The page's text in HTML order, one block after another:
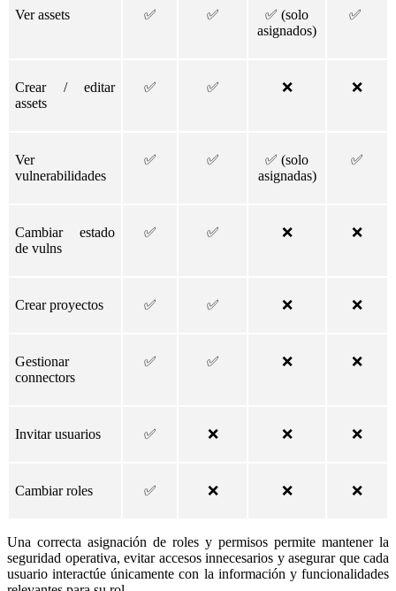
Ver assets ✅ ✅ ✅ (solo
asignados)
✅
Crear / editar
assets
✅ ✅ ❌ ❌
Ver
vulnerabilidades
✅ ✅ ✅ (solo
asignadas)
✅
Cambiar estado
de vulns
✅ ✅ ❌ ❌
Crear proyectos ✅ ✅ ❌ ❌
Gestionar
connectors
✅ ✅ ❌ ❌
Invitar usuarios ✅ ❌ ❌ ❌
Cambiar roles ✅ ❌ ❌ ❌
Una correcta asignación de roles y permisos permite mantener la
seguridad operativa, evitar accesos innecesarios y asegurar que cada
usuario interactúe únicamente con la información y funcionalidades